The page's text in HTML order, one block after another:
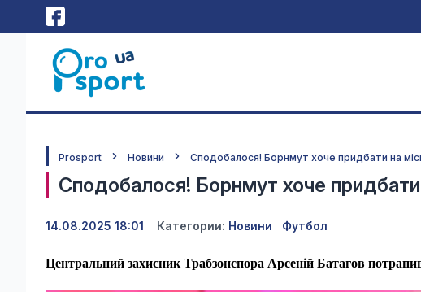
Prosport Новини Сподобалося! Борнмут хоче придбати на
Сподобалося! Борнмут хоче придбати
14.08.2025 18:01 Категории: Новини Футбол
Центральний захисник Трабзонспора Арсеній Батагов